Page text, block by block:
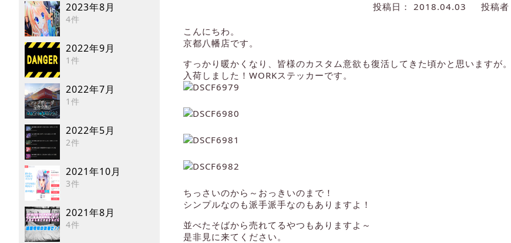
2023年8月
4件
2022年9月
1件
2022年7月
1件
2022年5月
2件
2021年10月
3件
2021年8月
4件
投稿日： 2018.04.03 投稿者
こんにちわ。
京都八幡店です。
すっかり暖かくなり、皆様のカスタム意欲も復活してきた頃かと思いますが。
入荷しました！WORKステッカーです。
ちっさいのから～おっきいのまで！
シンプルなのも派手派手なのもありますよ！
並べたそばから売れてるやつもありますよ～
是非見に来てください。